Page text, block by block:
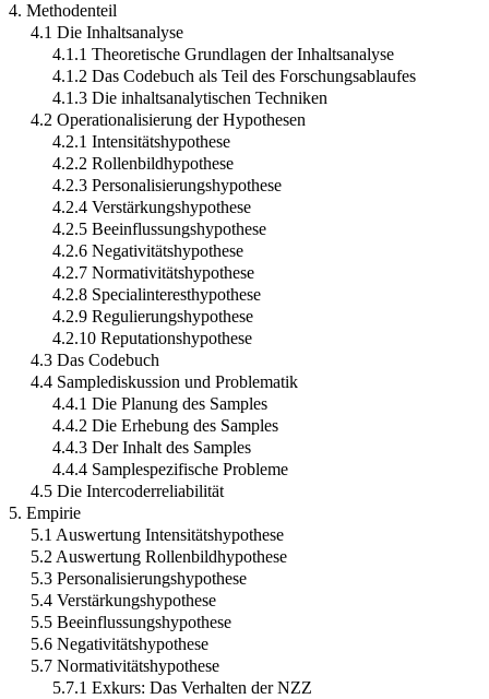
4. Methodenteil
4.1 Die Inhaltsanalyse
4.1.1 Theoretische Grundlagen der Inhaltsanalyse
4.1.2 Das Codebuch als Teil des Forschungsablaufes
4.1.3 Die inhaltsanalytischen Techniken
4.2 Operationalisierung der Hypothesen
4.2.1 Intensitätshypothese
4.2.2 Rollenbildhypothese
4.2.3 Personalisierungshypothese
4.2.4 Verstärkungshypothese
4.2.5 Beeinflussungshypothese
4.2.6 Negativitätshypothese
4.2.7 Normativitätshypothese
4.2.8 Specialinteresthypothese
4.2.9 Regulierungshypothese
4.2.10 Reputationshypothese
4.3 Das Codebuch
4.4 Samplediskussion und Problematik
4.4.1 Die Planung des Samples
4.4.2 Die Erhebung des Samples
4.4.3 Der Inhalt des Samples
4.4.4 Samplespezifische Probleme
4.5 Die Intercoderreliabilität
5. Empirie
5.1 Auswertung Intensitätshypothese
5.2 Auswertung Rollenbildhypothese
5.3 Personalisierungshypothese
5.4 Verstärkungshypothese
5.5 Beeinflussungshypothese
5.6 Negativitätshypothese
5.7 Normativitätshypothese
5.7.1 Exkurs: Das Verhalten der NZZ